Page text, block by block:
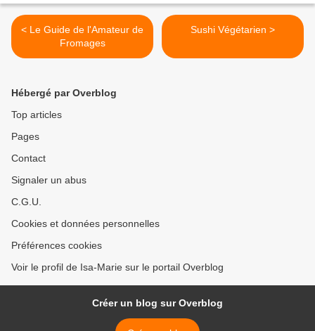
< Le Guide de l'Amateur de
Fromages
Sushi Végétarien >
Hébergé par Overblog
Top articles
Pages
Contact
Signaler un abus
C.G.U.
Cookies et données personnelles
Préférences cookies
Voir le profil de Isa-Marie sur le portail Overblog
Créer un blog sur Overblog